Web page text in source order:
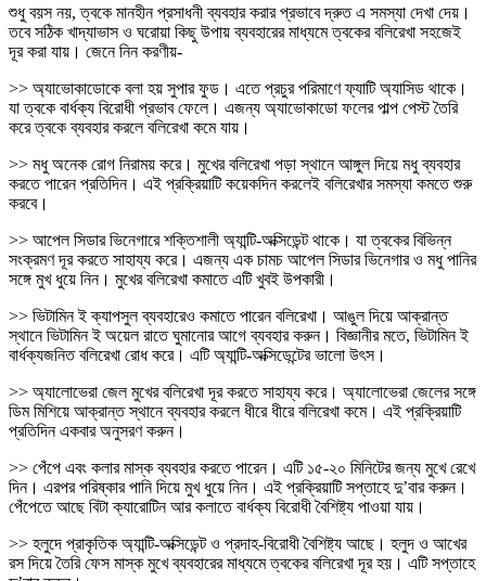
শুধু বয়স নয়, ত্বকে মানহীন প্রসাধনী ব্যবহার করার প্রভাবে দ্রুত এ সমস্যা দেখা দেয়।
তবে সঠিক খাদ্যাভাস ও ঘরোয়া কিছু উপায় ব্যবহারের মাধ্যমে ত্বকের বলিরেখা সহজেই
দূর করা যায়। জেনে নিন করণীয়-
>> অ্যাভোকাডোকে বলা হয় সুপার ফুড। এতে প্রচুর পরিমাণে ফ্যাটি অ্যাসিড থাকে।
যা ত্বকে বার্ধক্য বিরোধী প্রভাব ফেলে। এজন্য অ্যাভোকাডো ফলের পাল্প পেস্ট তৈরি
করে ত্বকে ব্যবহার করলে বলিরেখা কমে যায়।
>> মধু অনেক রোগ নিরাময় করে। মুখের বলিরেখা পড়া স্থানে আঙ্গুল দিয়ে মধু ব্যবহার
করতে পারেন প্রতিদিন। এই প্রক্রিয়াটি কয়েকদিন করলেই বলিরেখার সমস্যা কমতে শুরু
করবে।
>> আপেল সিডার ভিনেগারে শক্তিশালী অ্যান্টি-অক্সিডেন্ট থাকে। যা ত্বকের বিভিন্ন
সংক্রমণ দূর করতে সাহায্য করে। এজন্য এক চামচ আপেল সিডার ভিনেগার ও মধু পানির
সঙ্গে মুখ ধুয়ে নিন। মুখের বলিরেখা কমাতে এটি খুবই উপকারী।
>> ভিটামিন ই ক্যাপসুল ব্যবহারেও কমাতে পারেন বলিরেখা। আঙুল দিয়ে আক্রান্ত
স্থানে ভিটামিন ই অয়েল রাতে ঘুমানোর আগে ব্যবহার করুন। বিজ্ঞানীর মতে, ভিটামিন ই
বার্ধক্যজনিত বলিরেখা রোধ করে। এটি অ্যান্টি-অক্সিডেন্টের ভালো উৎস।
>> অ্যালোভেরা জেল মুখের বলিরেখা দূর করতে সাহায্য করে। অ্যালোভেরা জেলের সঙ্গে
ডিম মিশিয়ে আক্রান্ত স্থানে ব্যবহার করলে ধীরে ধীরে বলিরেখা কমে। এই প্রক্রিয়াটি
প্রতিদিন একবার অনুসরণ করুন।
>> পেঁপে এবং কলার মাস্ক ব্যবহার করতে পারেন। এটি ১৫-২০ মিনিটের জন্য মুখে রেখে
দিন। এরপর পরিষ্কার পানি দিয়ে মুখ ধুয়ে নিন। এই প্রক্রিয়াটি সপ্তাহে দু’বার করুন।
পেঁপেতে আছে বিটা ক্যারোটিন আর কলাতে বার্ধক্য বিরোধী বৈশিষ্ট্য পাওয়া যায়।
>> হলুদে প্রাকৃতিক অ্যান্টি-অক্সিডেন্ট ও প্রদাহ-বিরোধী বৈশিষ্ট্য আছে। হলুদ ও আখের
রস দিয়ে তৈরি ফেস মাস্ক মুখে ব্যবহারের মাধ্যমে ত্বকের বলিরেখা দূর হয়। এটি সপ্তাহে